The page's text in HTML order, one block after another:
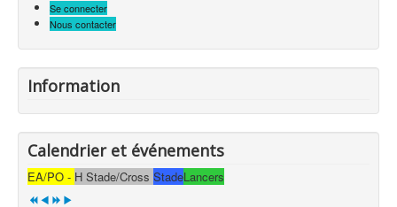
Se connecter
Nous contacter
Information
Calendrier et événements
EA/PO - H Stade/Cross StadeLancers